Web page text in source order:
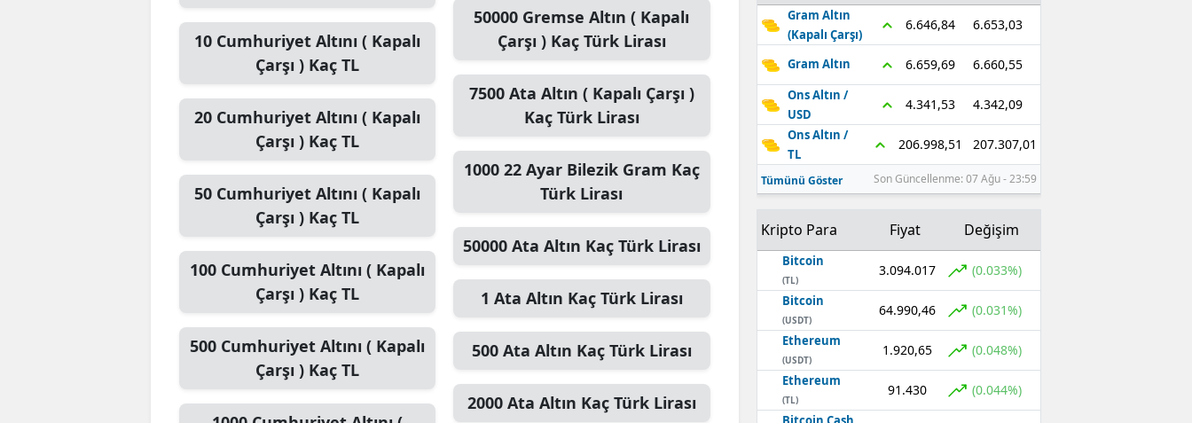
10 Cumhuriyet Altını ( Kapalı
Çarşı ) Kaç TL
20 Cumhuriyet Altını ( Kapalı
Çarşı ) Kaç TL
50 Cumhuriyet Altını ( Kapalı
Çarşı ) Kaç TL
100 Cumhuriyet Altını ( Kapalı
Çarşı ) Kaç TL
500 Cumhuriyet Altını ( Kapalı
Çarşı ) Kaç TL
50000 Gremse Altın ( Kapalı
Çarşı )Kaç Türk Lirası
7500 Ata Altın ( Kapalı Çarşı )
Kaç Türk Lirası
1000 22 Ayar Bilezik Gram Kaç
Türk Lirası
50000 Ata Altın Kaç Türk Lirası
1 Ata Altın Kaç Türk Lirası
500 Ata Altın Kaç Türk Lirası
2000 Ata Altın Kaç Türk Lirası
Gram Altın
(Kapalı Çarşı)
6.646,84 6.653,03
Gram Altın 6.659,69 6.660,55
Ons Altın /
USD
4.341,53 4.342,09
Ons Altın /
TL
206.998,51 207.307,01
Tümünü Göster Son Güncellenme: 07 Ağu - 23:59
Kripto Para Fiyat Değişim
Bitcoin
(TL)
3.094.017 (0.033%)
Bitcoin
(USDT)
64.990,46 (0.031%)
Ethereum
(USDT)
1.920,65 (0.048%)
Ethereum
(TL)
91.430 (0.044%)